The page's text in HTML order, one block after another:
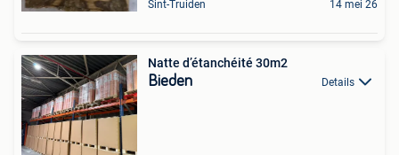
Sint-Truiden 14 mei 26
Natte d’étanchéité 30m2
Bieden Details